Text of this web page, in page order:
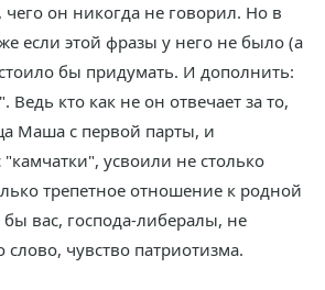
чего он никогда не говорил. Но в
если этой фразы у него не было (а
бы придумать. И дополнить:
Ведь кто как не он отвечает за то,
Маша с первой парты, и
"камчатки", усвоили не столько
трепетное отношение к родной
вас, господа-либералы, не
слово, чувство патриотизма.